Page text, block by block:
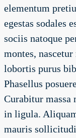
elementum
egestas sodales
sociis natoque
montes,
lobortis purus
Phasellus
Curabitur massa
in ligula.
mauris